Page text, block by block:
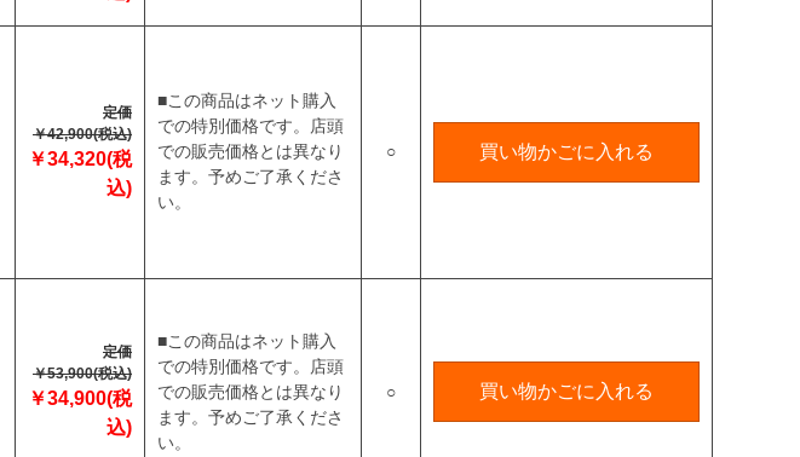
定価
￥42,900(税込)
￥34,320(税
込)
■この商品はネット購入
での特別価格です。店頭
での販売価格とは異なり
ます。予めご了承くださ
い。
○ 買い物かごに入れる
定価
￥53,900(税込)
￥34,900(税
込)
■この商品はネット購入
での特別価格です。店頭
での販売価格とは異なり
ます。予めご了承くださ
い。
○ 買い物かごに入れる